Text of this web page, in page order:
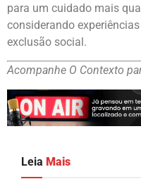
para um cuidado mais
considerando
exclusão social.
Acompanhe O Contexto
Leia Mais